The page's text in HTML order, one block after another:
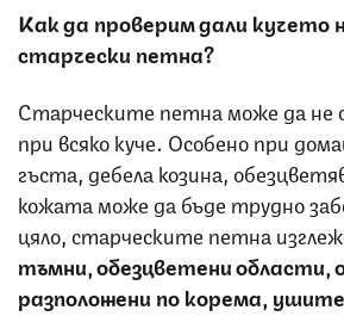
Как да проверим дали кучето
старчески петна?
Старческите петна може да не
при всяко куче. Особено при
гъста, дебела козина,
кожата може да бъде трудно
цяло, старческите петна
тъмни, обезцветени области,
разположени по корема,